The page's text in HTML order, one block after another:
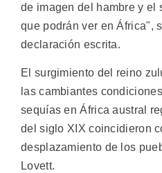
de imagen del hambre y el
que podrán ver en África",
declaración escrita.
El surgimiento del reino
las cambiantes
sequías en África austral
del siglo XIX coincidieron
desplazamiento de los
Lovett.